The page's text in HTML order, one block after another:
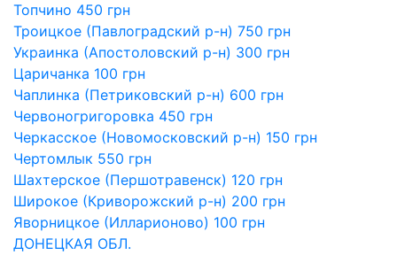
Топчино 450 грн
Троицкое (Павлоградский р-н) 750 грн
Украинка (Апостоловский р-н) 300 грн
Царичанка 100 грн
Чаплинка (Петриковский р-н) 600 грн
Червоногригоровка 450 грн
Черкасское (Новомосковский р-н) 150 грн
Чертомлык 550 грн
Шахтерское (Першотравенск) 120 грн
Широкое (Криворожский р-н) 200 грн
Яворницкое (Илларионово) 100 грн
ДОНЕЦКАЯ ОБЛ.